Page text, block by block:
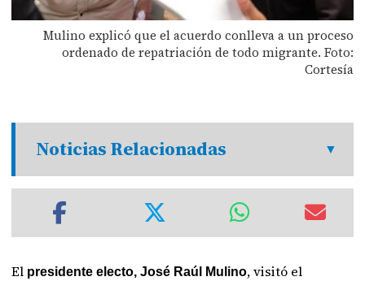
Mulino explicó que el acuerdo conlleva a un proceso
ordenado de repatriación de todo migrante. Foto:
Cortesía
Noticias Relacionadas
El presidente electo, José Raúl Mulino, visitó el